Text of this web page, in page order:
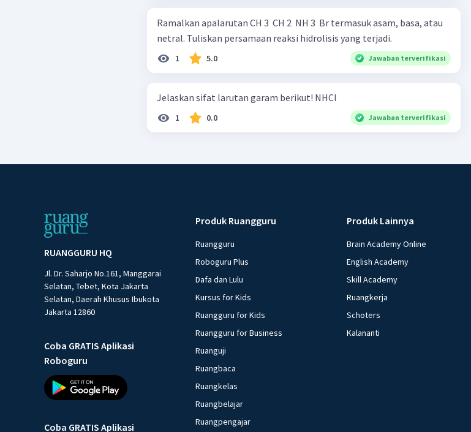
Ramalkan apalarutan CH 3 ​ CH 2 ​ NH 3 ​ Br termasuk asam, basa, atau
netral. Tuliskan persamaan reaksi hidrolisis yang terjadi.
1 5.0 Jawaban terverifikasi
Jelaskan sifat larutan garam berikut! NHCl
1 0.0 Jawaban terverifikasi
RUANGGURU HQ
Jl. Dr. Saharjo No.161, Manggarai
Selatan, Tebet, Kota Jakarta
Selatan, Daerah Khusus Ibukota
Jakarta 12860
Coba GRATIS Aplikasi
Roboguru
Coba GRATIS Aplikasi
Produk Ruangguru
Ruangguru
Roboguru Plus
Dafa dan Lulu
Kursus for Kids
Ruangguru for Kids
Ruangguru for Business
Ruanguji
Ruangbaca
Ruangkelas
Ruangbelajar
Ruangpengajar
Produk Lainnya
Brain Academy Online
English Academy
Skill Academy
Ruangkerja
Schoters
Kalananti